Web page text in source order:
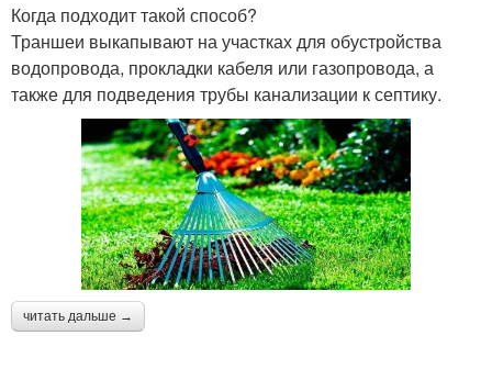
Когда подходит такой способ?
Траншеи выкапывают на участках для обустройства
водопровода, прокладки кабеля или газопровода, а
также для подведения трубы канализации к септику.
читать дальше →